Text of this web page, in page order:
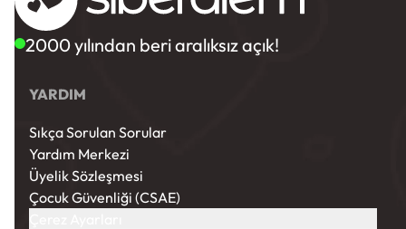
2000 yılından beri aralıksız açık!
YARDIM
Sıkça Sorulan Sorular
Yardım Merkezi
Üyelik Sözleşmesi
Çocuk Güvenliği (CSAE)